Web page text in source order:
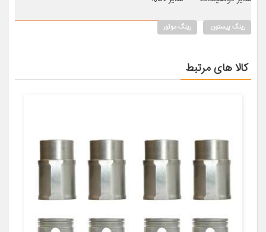
رینگ پیستون رینگ موتور
کالا های مرتبط